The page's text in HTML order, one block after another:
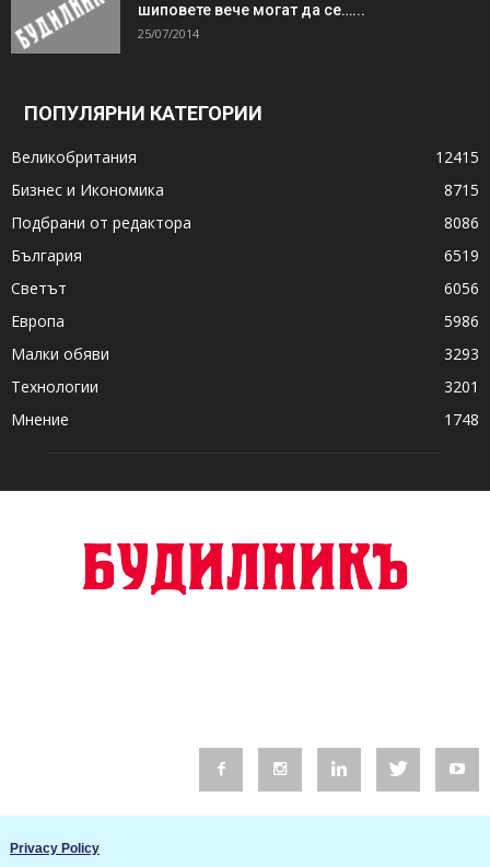
шиповете вече могат да се…...
25/07/2014
ПОПУЛЯРНИ КАТЕГОРИИ
Великобритания
12415
Бизнес и Икономика
8715
Подбрани от редактора
8086
България
6519
Светът
6056
Европа
5986
Малки обяви
3293
Технологии
3201
Мнение
1748
Privacy Policy